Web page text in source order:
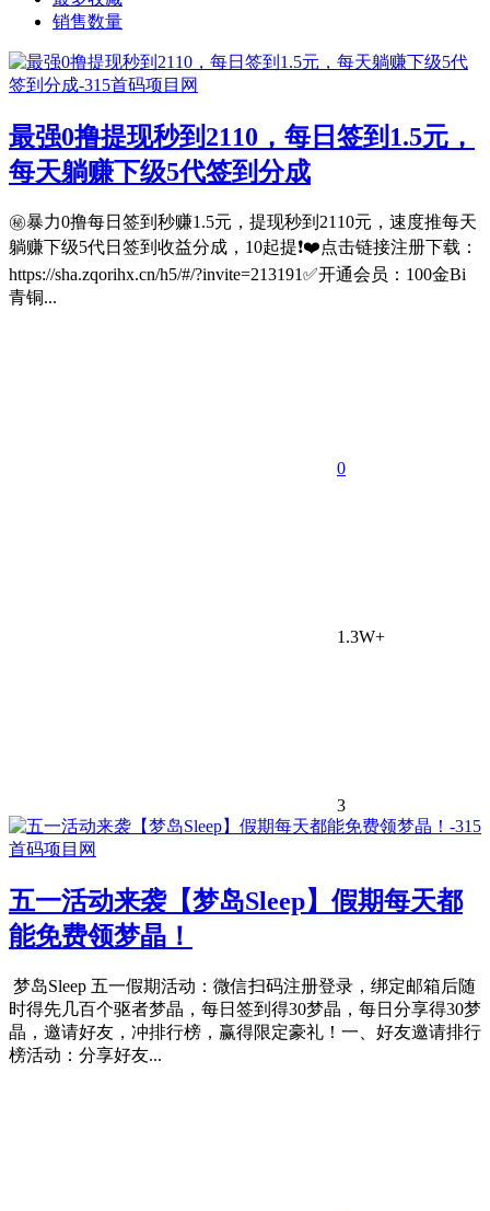
销售数量
最强0撸提现秒到2110，每日签到1.5元，
每天躺赚下级5代签到分成
㊙️暴力0撸每日签到秒赚1.5元，提现秒到2110元，速度推每天
躺赚下级5代日签到收益分成，10起提❗️❤️点击链接注册下载：
https://sha.zqorihx.cn/h5/#/?invite=213191✅开通会员：100金Bi
青铜...
0
1.3W+
3
五一活动来袭【梦岛Sleep】假期每天都
能免费领梦晶！
梦岛Sleep 五一假期活动：微信扫码注册登录，绑定邮箱后随
时得先几百个驱者梦晶，每日签到得30梦晶，每日分享得30梦
晶，邀请好友，冲排行榜，赢得限定豪礼！一、好友邀请排行
榜活动：分享好友...